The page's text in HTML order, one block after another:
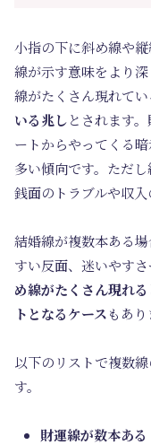
小指の下に斜め線や
線が示す意味をより
線がたくさん現れて
いる兆しとされます
ートからやってくる
多い傾向です。ただ
銭面のトラブルや収入
結婚線が複数本ある
すい反面、迷いやす
め線がたくさん現れ
トとなるケースもあり
以下のリストで複数
す。
財運線が数本ある